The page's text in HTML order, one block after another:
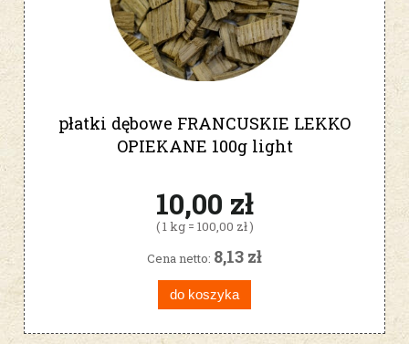
płatki dębowe FRANCUSKIE LEKKO
OPIEKANE 100g light
10,00 zł
( 1 kg = 100,00 zł )
Cena netto: 8,13 zł
do koszyka